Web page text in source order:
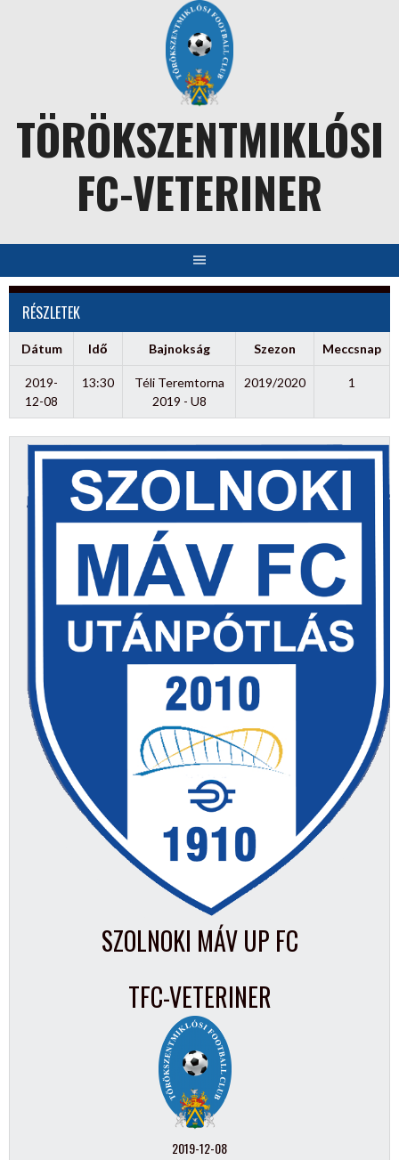
TÖRÖKSZENTMIKLÓSI
FC-VETERINER
RÉSZLETEK
Dátum Idő Bajnokság Szezon Meccsnap
2019-
12-08
13:30
Téli Teremtorna
2019 - U8
2019/2020 1
SZOLNOKI MÁV UP FC
TFC-VETERINER
2019-12-08